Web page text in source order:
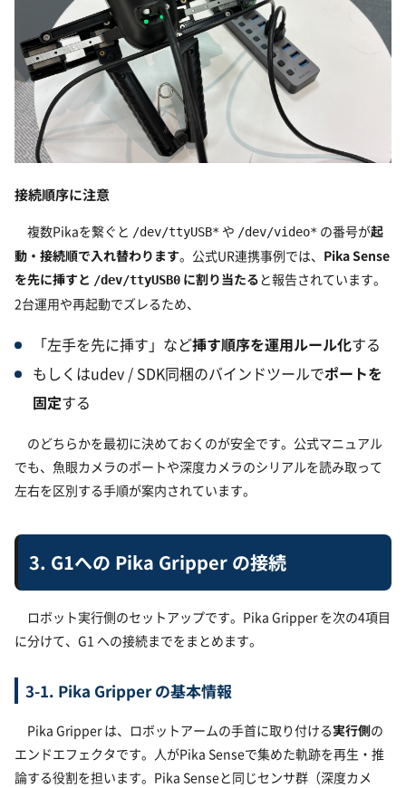
接続順序に注意
複数Pikaを繋ぐと /dev/ttyUSB* や /dev/video* の番号が起
動・接続順で入れ替わります。公式UR連携事例では、 Pika Sense
を先に挿すと /dev/ttyUSB0 に割り当たると報告されています。
2台運用や再起動でズレるため、
「左手を先に挿す」など挿す順序を運用ルール化する
もしくはudev / SDK同梱のバインドツールでポートを
固定する
のどちらかを最初に決めておくのが安全です。公式マニュアル
でも、魚眼カメラのポートや深度カメラのシリアルを読み取って
左右を区別する手順が案内されています。
3. G1への Pika Gripper の接続
ロボット実行側のセットアップです。Pika Gripper を次の4項目
に分けて、G1 への接続までをまとめます。
3-1. Pika Gripper の基本情報
Pika Gripper は、ロボットアームの手首に取り付ける実行側の
エンドエフェクタです。人がPika Senseで集めた軌跡を再生・推
論する役割を担います。Pika Senseと同じセンサ群（深度カメ